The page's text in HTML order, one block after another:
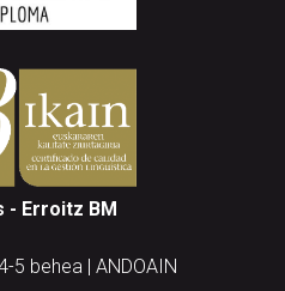
- Erroitz BM
5 behea | ANDOAIN